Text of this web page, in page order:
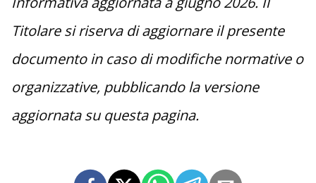
Titolare si riserva di aggiornare il presente
documento in caso di modifiche normative o
organizzative, pubblicando la versione
aggiornata su questa pagina.